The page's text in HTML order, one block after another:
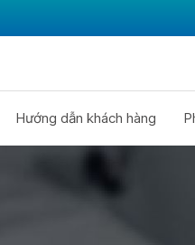
Hướng dẫn khách hàng